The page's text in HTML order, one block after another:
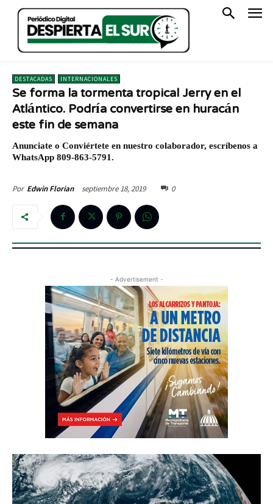
DESTACADAS INTERNACIONALES
Se forma la tormenta tropical Jerry en el
Atlántico. Podría convertirse en huracán
este fin de semana
Anunciate o Conviértete en nuestro colaborador, escríbenos a
WhatsApp 809-863-5791.
Por Edwin Florian septiembre 18, 2019 0
- Advertisement -